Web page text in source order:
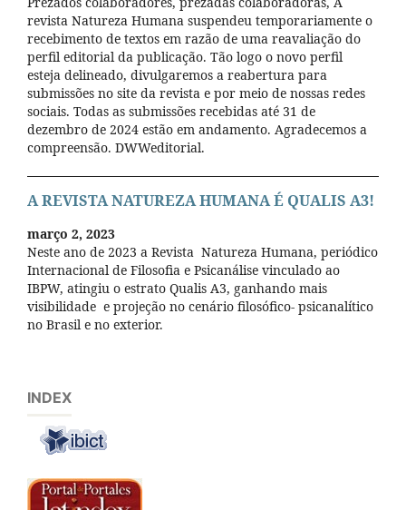
revista Natureza Humana suspendeu temporariamente o
recebimento de textos em razão de uma reavaliação do
perfil editorial da publicação. Tão logo o novo perfil
esteja delineado, divulgaremos a reabertura para
submissões no site da revista e por meio de nossas redes
sociais. Todas as submissões recebidas até 31 de
dezembro de 2024 estão em andamento. Agradecemos a
compreensão. DWWeditorial.
A REVISTA NATUREZA HUMANA É QUALIS A3!
março 2, 2023
Neste ano de 2023 a Revista Natureza Humana, periódico
Internacional de Filosofia e Psicanálise vinculado ao
IBPW, atingiu o estrato Qualis A3, ganhando mais
visibilidade e projeção no cenário filosófico- psicanalítico
no Brasil e no exterior.
INDEX